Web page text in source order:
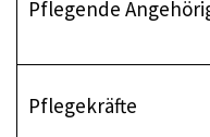
Pflegende
Pflegekräfte